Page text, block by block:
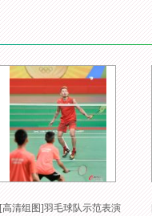
[高清组图]羽毛球队示范表演